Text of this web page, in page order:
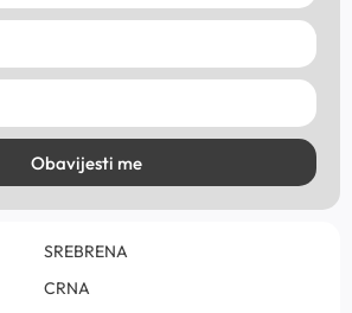
Obavijesti me
SREBRENA
CRNA